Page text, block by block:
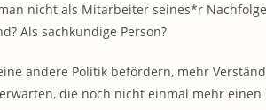
nicht als Mitarbeiter seines*r
Als sachkundige Person?
andere Politik befördern, mehr
die noch nicht einmal mehr